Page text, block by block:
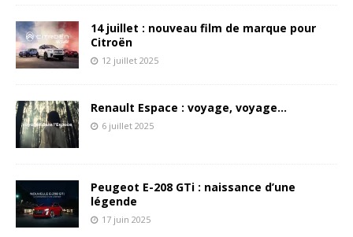
14 juillet : nouveau film de marque pour
Citroën
12 juillet 2025
Renault Espace : voyage, voyage…
6 juillet 2025
Peugeot E-208 GTi : naissance d’une
légende
17 juin 2025